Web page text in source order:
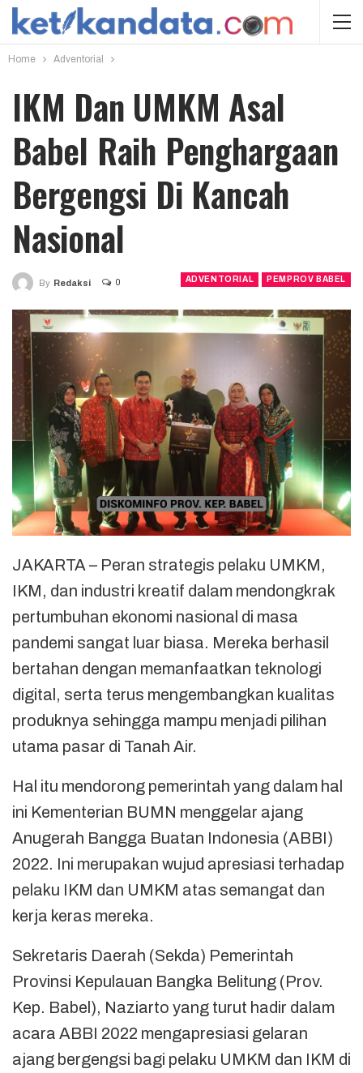
Home Adventorial
IKM Dan UMKM Asal
Babel Raih Penghargaan
Bergengsi Di Kancah
Nasional
ADVENTORIAL PEMPROV BABEL
By Redaksi 0
JAKARTA – Peran strategis pelaku UMKM,
IKM, dan industri kreatif dalam mendongkrak
pertumbuhan ekonomi nasional di masa
pandemi sangat luar biasa. Mereka berhasil
bertahan dengan memanfaatkan teknologi
digital, serta terus mengembangkan kualitas
produknya sehingga mampu menjadi pilihan
utama pasar di Tanah Air.
Hal itu mendorong pemerintah yang dalam hal
ini Kementerian BUMN menggelar ajang
Anugerah Bangga Buatan Indonesia (ABBI)
2022. Ini merupakan wujud apresiasi terhadap
pelaku IKM dan UMKM atas semangat dan
kerja keras mereka.
Sekretaris Daerah (Sekda) Pemerintah
Provinsi Kepulauan Bangka Belitung (Prov.
Kep. Babel), Naziarto yang turut hadir dalam
acara ABBI 2022 mengapresiasi gelaran
ajang bergengsi bagi pelaku UMKM dan IKM di